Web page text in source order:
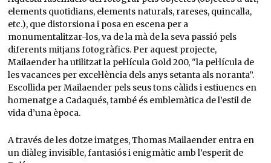
elements quotidians, elements naturals, rareses, quincalla,
etc.), que distorsiona i posa en escena per a
monumentalitzar-los, va de la mà de la seva passió pels
diferents mitjans fotogràfics. Per aquest projecte,
Mailaender ha utilitzat la pel·lícula Gold 200, "la pel·lícula de
les vacances per excel·lència dels anys setanta als noranta”.
Escollida per Mailaender pels seus tons càlids i estiuencs en
homenatge a Cadaqués, també és emblemàtica de l’estil de
vida d’una època.
A través de les dotze imatges, Thomas Mailaender entra en
un diàleg invisible, fantasiós i enigmàtic amb l’esperit de